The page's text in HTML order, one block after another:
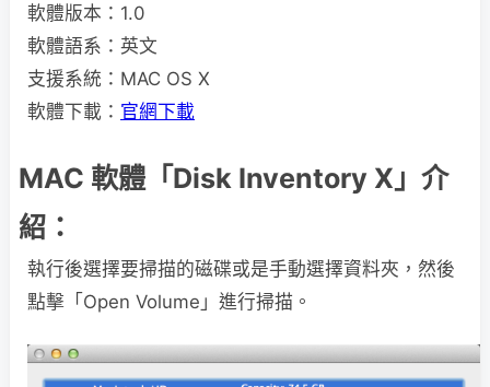
軟體版本：1.0
軟體語系：英文
支援系統：MAC OS X
軟體下載： 官網下載
MAC 軟體「Disk Inventory X」介
紹：
執行後選擇要掃描的磁碟或是手動選擇資料夾，然後
點擊「Open Volume」進行掃描。